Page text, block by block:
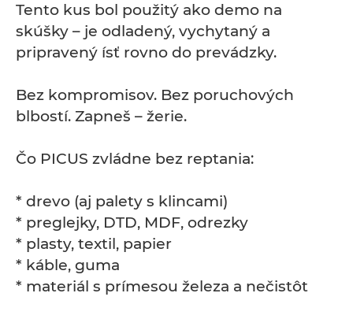
Tento kus bol použitý ako demo na
skúšky – je odladený, vychytaný a
pripravený ísť rovno do prevádzky.
Bez kompromisov. Bez poruchových
blbostí. Zapneš – žerie.
Čo PICUS zvládne bez reptania:
* drevo (aj palety s klincami)
* preglejky, DTD, MDF, odrezky
* plasty, textil, papier
* káble, guma
* materiál s prímesou železa a nečistôt